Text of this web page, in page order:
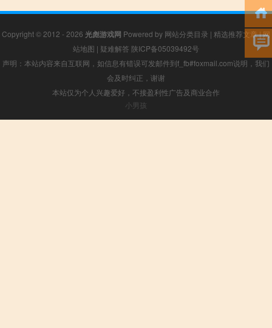
Copyright © 2012 - 2026 光彪游戏网 Powered by 网站分类目录 | 精选推荐文章|网
站地图 | 疑难解答 陕ICP备05039492号
声明：本站内容来自互联网，如信息有错误可发邮件到f_fb#foxmail.com说明，我们
会及时纠正，谢谢
本站仅为个人兴趣爱好，不接盈利性广告及商业合作
小男孩